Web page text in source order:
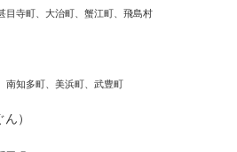
目寺町、大治町、蟹江町、飛島村
南知多町、美浜町、武豊町
ん）